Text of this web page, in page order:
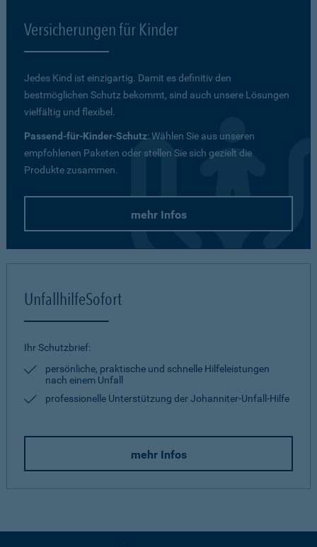
Versicherungen für Kinder
Jedes Kind ist einzigartig. Damit es definitiv den
bestmöglichen Schutz bekommt, sind auch unsere Lösungen
vielfältig und flexibel.
Passend-für-Kinder-Schutz: Wählen Sie aus unseren
empfohlenen Paketen oder stellen Sie sich gezielt die
Produkte zusammen.
mehr Infos
UnfallhilfeSofort
Ihr Schutzbrief:
persönliche, praktische und schnelle Hilfeleistungen
nach einem Unfall
professionelle Unterstützung der Johanniter-Unfall-Hilfe
mehr Infos